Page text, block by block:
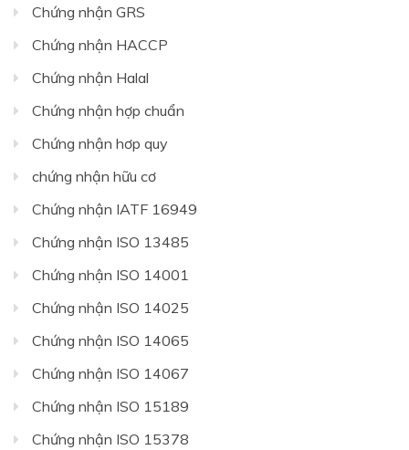
Chứng nhận GRS
Chứng nhận HACCP
Chứng nhận Halal
Chứng nhận hợp chuẩn
Chứng nhận hơp quy
chứng nhận hữu cơ
Chứng nhận IATF 16949
Chứng nhận ISO 13485
Chứng nhận ISO 14001
Chứng nhận ISO 14025
Chứng nhận ISO 14065
Chứng nhận ISO 14067
Chứng nhận ISO 15189
Chứng nhận ISO 15378